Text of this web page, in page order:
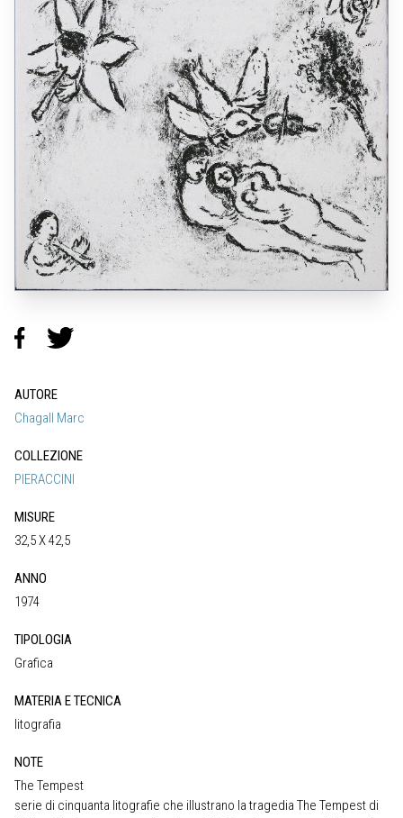
AUTORE
Chagall Marc
COLLEZIONE
PIERACCINI
MISURE
32,5 X 42,5
ANNO
1974
TIPOLOGIA
Grafica
MATERIA E TECNICA
litografia
NOTE
The Tempest
serie di cinquanta litografie che illustrano la tragedia The Tempest di